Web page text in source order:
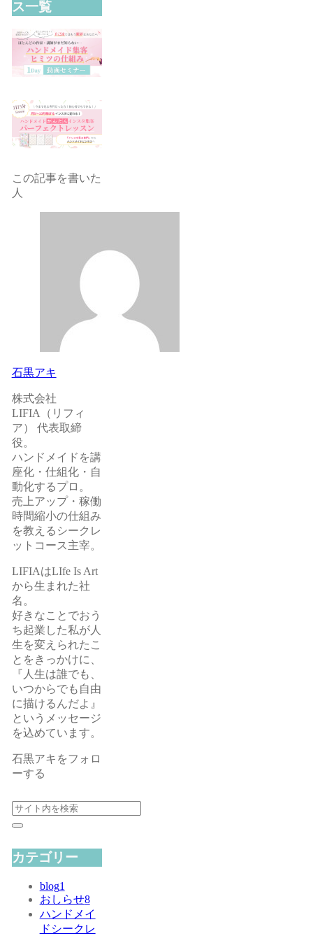
ス一覧
この記事を書いた
人
石黒アキ
株式会社
LIFIA（リフィ
ア） 代表取締
役。
ハンドメイドを講
座化・仕組化・自
動化するプロ。
売上アップ・稼働
時間縮小の仕組み
を教えるシークレ
ットコース主宰。
LIFIAはLIfe Is Art
から生まれた社
名。
好きなことでおう
ち起業した私が人
生を変えられたこ
とをきっかけに、
『人生は誰でも、
いつからでも自由
に描けるんだよ』
というメッセージ
を込めています。
石黒アキをフォロ
ーする
カテゴリー
blog1
おしらせ8
ハンドメイ
ドシークレ